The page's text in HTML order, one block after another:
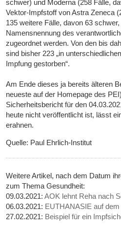
schwer) und Moderna (258 Fälle,
Vektor-Impfstoff von Astra Zeneca
135 weitere Fälle, davon 63
Namensnennung des
zugeordnet werden. Von den bis
sind bisher 223 „in
Impfung gestorben“.
Am Ende dieses ja bereits älteren
neueste auf der Homepage des
Sicherheitsbericht für den
heute nicht veröffentlicht ist, lässt
erahnen.
Quelle: Paul Ehrlich-Institut
Weitere Artikel, nach dem Datum
zum Thema Gesundheit:
09.03.2021:AOK lehnt Reha nach
06.03.2021: EUTHANASIE auf
27.02.2021: Beispiel für ein